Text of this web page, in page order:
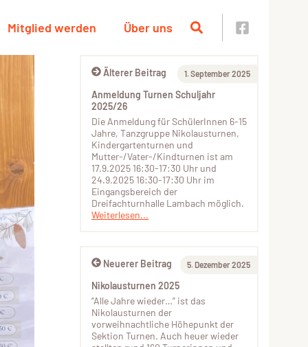
Mitglied werden Über uns
Älterer Beitrag 1. September 2025
Anmeldung Turnen Schuljahr
2025/26
Die Anmeldung für SchülerInnen 6-15
Jahre, Tanzgruppe Nikolausturnen,
Kindergartenturnen und
Mutter-/Vater-/Kindturnen ist am
17.9.2025 16:30-17:30 Uhr und
24.9.2025 16:30-17:30 Uhr im
Eingangsbereich der
Dreifachturnhalle Lambach möglich.
Weiterlesen...
Neuerer Beitrag 5. Dezember 2025
Nikolausturnen 2025
“Alle Jahre wieder…” ist das
Nikolausturnen der
vorweihnachtliche Höhepunkt der
Sektion Turnen. Auch heuer wieder